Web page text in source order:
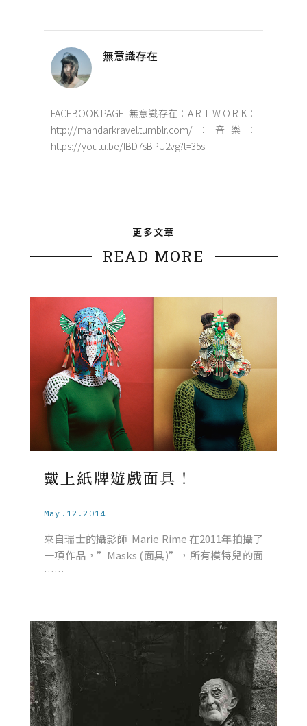
無意識存在
FACEBOOK PAGE: 無意識存在：A R T W O R K：
http://mandarkravel.tumblr.com/：音樂：
https://youtu.be/lBD7sBPU2vg?t=35s
更多文章
READ MORE
戴上紙牌遊戲面具！
May.12.2014
來自瑞士的攝影師 Marie Rime 在2011年拍攝了
一項作品，”Masks (面具)”，所有模特兒的面
……